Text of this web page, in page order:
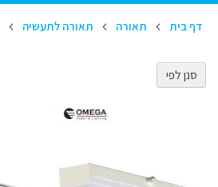
דף בית תאורה תאורה לתעשיה
סנן לפי